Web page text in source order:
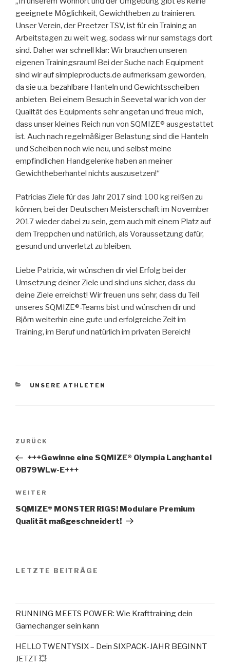
geeignete Möglichkeit, Gewichtheben zu trainieren.
Unser Verein, der Preetzer TSV, ist für ein Training an
Arbeitstagen zu weit weg, sodass wir nur samstags dort
sind. Daher war schnell klar: Wir brauchen unseren
eigenen Trainingsraum! Bei der Suche nach Equipment
sind wir auf simpleproducts.de aufmerksam geworden,
da sie u.a. bezahlbare Hanteln und Gewichtsscheiben
anbieten. Bei einem Besuch in Seevetal war ich von der
Qualität des Equipments sehr angetan und freue mich,
dass unser kleines Reich nun von SQMIZE® ausgestattet
ist. Auch nach regelmäßiger Belastung sind die Hanteln
und Scheiben noch wie neu, und selbst meine
empfindlichen Handgelenke haben an meiner
Gewichtheberhantel nichts auszusetzen!“
Patricias Ziele für das Jahr 2017 sind: 100 kg reißen zu
können, bei der Deutschen Meisterschaft im November
2017 wieder dabei zu sein, gern auch mit einem Platz auf
dem Treppchen und natürlich, als Voraussetzung dafür,
gesund und unverletzt zu bleiben.
Liebe Patricia, wir wünschen dir viel Erfolg bei der
Umsetzung deiner Ziele und sind uns sicher, dass du
deine Ziele erreichst! Wir freuen uns sehr, dass du Teil
unseres SQMIZE®-Teams bist und wünschen dir und
Björn weiterhin eine gute und erfolgreiche Zeit im
Training, im Beruf und natürlich im privaten Bereich!
KATEGORIEN
UNSERE ATHLETEN
Beitragsnavigation
Vorheriger
Beitrag
ZURÜCK
+++Gewinne eine SQMIZE® Olympia Langhantel
OB79WLw-E+++
Nächster
Beitrag
WEITER
SQMIZE® MONSTER RIGS! Modulare Premium
Qualität maßgeschneidert!
LETZTE BEITRÄGE
RUNNING MEETS POWER: Wie Krafttraining dein
Gamechanger sein kann
HELLO TWENTYSIX – Dein SIXPACK-JAHR BEGINNT
JETZT 💥